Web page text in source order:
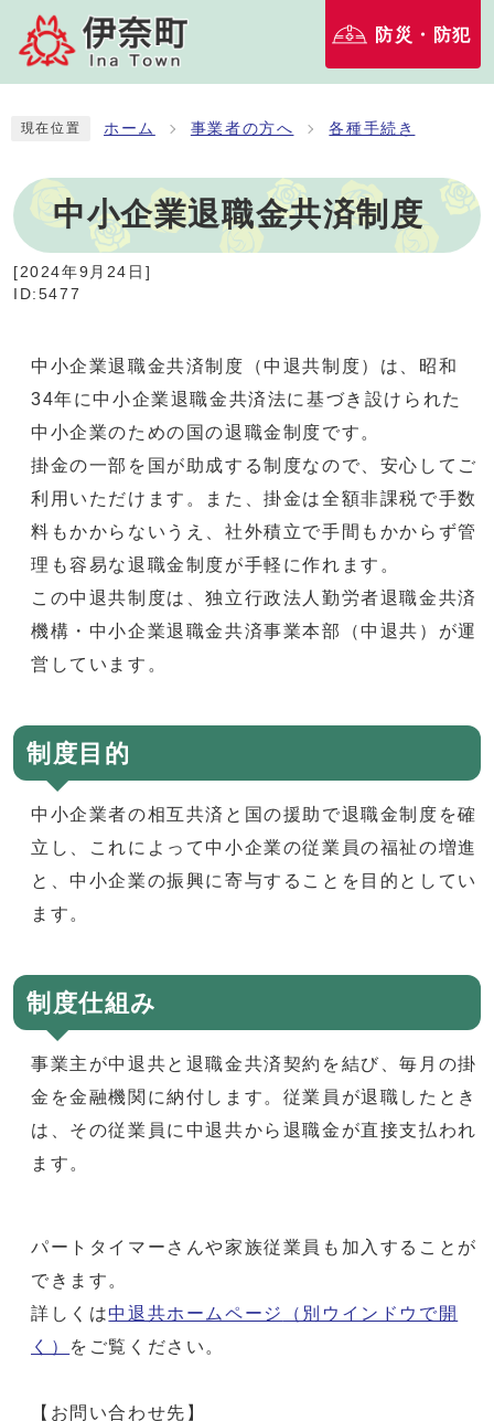
防災・防犯
現在位置 ホーム 事業者の方へ 各種手続き
中小企業退職金共済制度
[2024年9月24日 ]
ID:5477
中小企業退職金共済制度（中退共制度）は、昭和
34年に中小企業退職金共済法に基づき設けられた
中小企業のための国の退職金制度です。
掛金の一部を国が助成する制度なので、安心してご
利用いただけます。また、掛金は全額非課税で手数
料もかからないうえ、社外積立で手間もかからず管
理も容易な退職金制度が手軽に作れます。
この中退共制度は、独立行政法人勤労者退職金共済
機構・中小企業退職金共済事業本部（中退共）が運
営しています。
制度目的
中小企業者の相互共済と国の援助で退職金制度を確
立し、これによって中小企業の従業員の福祉の増進
と、中小企業の振興に寄与することを目的としてい
ます。
制度仕組み
事業主が中退共と退職金共済契約を結び、毎月の掛
金を金融機関に納付します。従業員が退職したとき
は、その従業員に中退共から退職金が直接支払われ
ます。
パートタイマーさんや家族従業員も加入することが
できます。
詳しくは中退共ホームページ
（別ウインドウで開
く）
をご覧ください。
【お問い合わせ先】